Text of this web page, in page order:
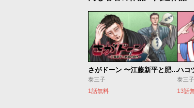
さがドーン 〜江藤新平と肥前の妖怪〜
泰三子
1話無料
ハコ
泰三子
13話